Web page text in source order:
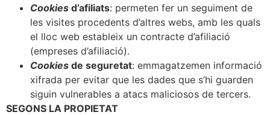
Cookies d’afiliats: permeten fer un seguiment de
les visites procedents d’altres webs, amb les quals
el lloc web estableix un contracte d’afiliació
(empreses d’afiliació).
Cookies de seguretat: emmagatzemen informació
xifrada per evitar que les dades que s’hi guarden
siguin vulnerables a atacs maliciosos de tercers.
SEGONS LA PROPIETAT